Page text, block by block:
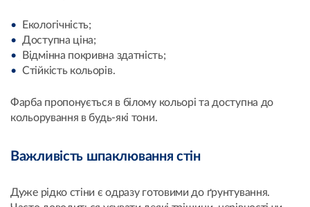
Екологічність;
Доступна ціна;
Відмінна покривна здатність;
Стійкість кольорів.
Фарба пропонується в білому кольорі та доступна до
кольорування в будь-які тони.
Важливість шпаклювання стін
Дуже рідко стіни є одразу готовими до ґрунтування.